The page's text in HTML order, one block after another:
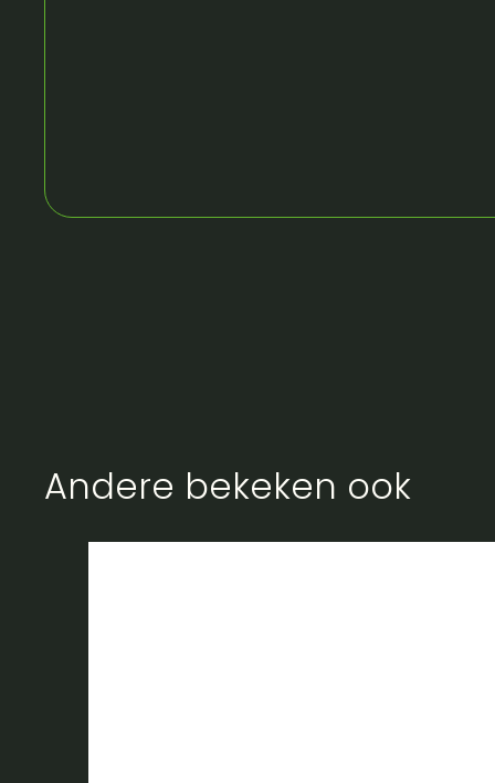
Andere bekeken ook